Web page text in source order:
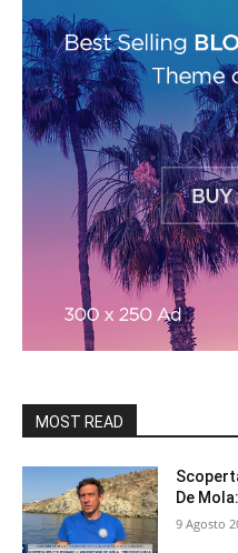
MOST READ
De
9 Agosto